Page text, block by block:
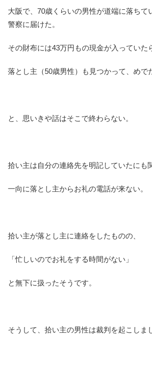
大阪で、70歳くらいの男性が道端に落ちて
警察に届けた。
その財布には43万円もの現金が入っていた
落とし主（50歳男性）も見つかって、めで
と、思いきや話はそこで終わらない。
拾い主は自分の連絡先を明記していたにも
一向に落とし主からお礼の電話が来ない。
拾い主が落とし主に連絡をしたものの、
「忙しいのでお礼をする時間がない」
と無下に扱ったそうです。
そうして、拾い主の男性は裁判を起こしま